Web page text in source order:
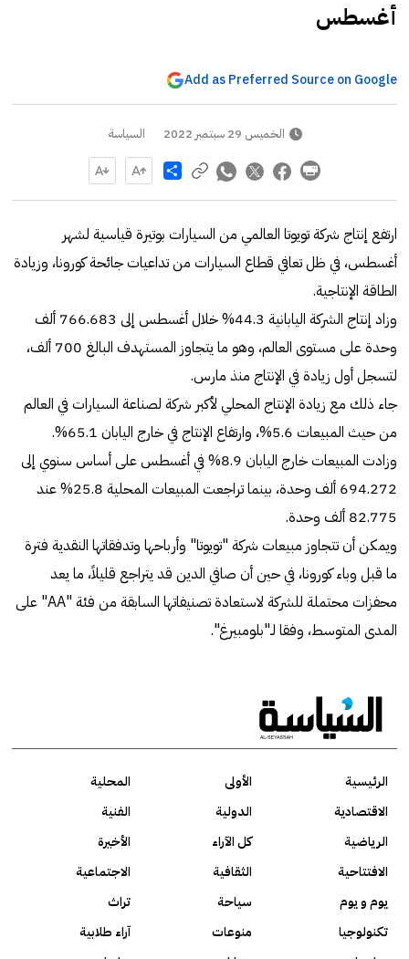
أغسطس
Add as Preferred Source on Google
الخميس 29 سبتمبر 2022 السياسة
Share
ارتفع إنتاج شركة تويوتا العالمي من السيارات بوتيرة قياسية لشهر
أغسطس، في ظل تعافي قطاع السيارات من تداعيات جائحة كورونا، وزيادة
الطاقة الإنتاجية.
وزاد إنتاج الشركة اليابانية 44.3% خلال أغسطس إلى 766.683 ألف
وحدة على مستوى العالم، وهو ما يتجاوز المستهدف البالغ 700 ألف،
لتسجل أول زيادة في الإنتاج منذ مارس.
جاء ذلك مع زيادة الإنتاج المحلي لأكبر شركة لصناعة السيارات في العالم
من حيث المبيعات 5.6%، وارتفاع الإنتاج في خارج اليابان 65.1%.
وزادت المبيعات خارج اليابان 8.9% في أغسطس على أساس سنوي إلى
694.272 ألف وحدة، بينما تراجعت المبيعات المحلية 25.8% عند
82.775 ألف وحدة.
ويمكن أن تتجاوز مبيعات شركة "تويوتا" وأرباحها وتدفقاتها النقدية فترة
ما قبل وباء كورونا، في حين أن صافي الدين قد يتراجع قليلاً، ما يعد
محفزات محتملة للشركة لاستعادة تصنيفاتها السابقة من فئة "AA" على
المدى المتوسط، وفقا لـ"بلومبيرغ".
الرئيسية الأولى
المحلية
الاقتصادية
الدولية
الفنية
الرياضية
كل الآراء
الأخيرة
الافتتاحية
الثقافية
الاجتماعية
يوم و يوم
سياحة
تراث
تكنولوجيا
منوعات
آراء طلابية